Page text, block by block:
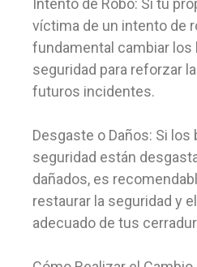
Intento de Robo: Si tu
víctima de un intento de
fundamental cambiar los
seguridad para reforzar
futuros incidentes.
Desgaste o Daños: Si los
seguridad están
dañados, es
restaurar la seguridad y
adecuado de tus